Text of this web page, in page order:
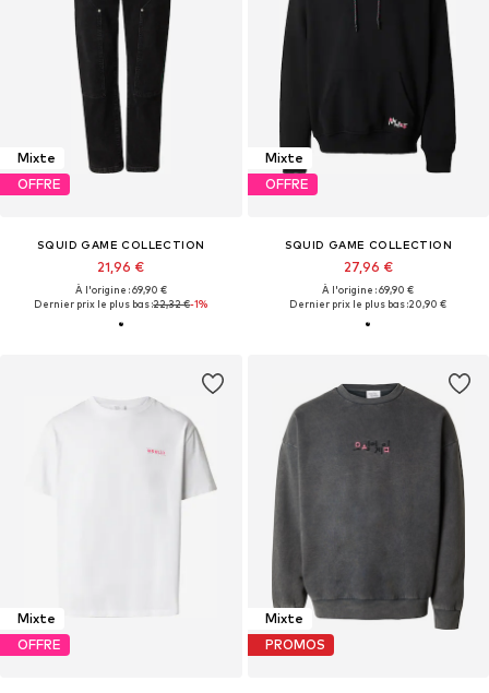
Mixte
OFFRE
SQUID GAME COLLECTION
21,96 €
À l'origine : 69,90 €
Dernier prix le plus bas :22,32 €-1%
Mixte
OFFRE
SQUID GAME COLLECTION
27,96 €
À l'origine : 69,90 €
Dernier prix le plus bas :20,90 €
Mixte
OFFRE
Mixte
PROMOS